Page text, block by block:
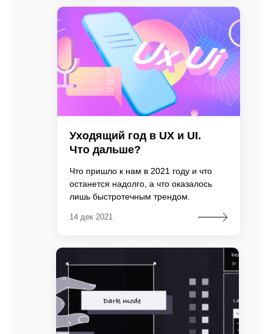
Уходящий год в UX и UI.
Что дальше?
Что пришло к нам в 2021 году и что
останется надолго, а что оказалось
лишь быстротечным трендом.
14 дек 2021